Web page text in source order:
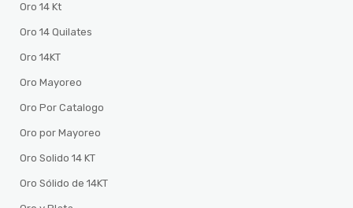
Oro 14 Kt
Oro 14 Quilates
Oro 14KT
Oro Mayoreo
Oro Por Catalogo
Oro por Mayoreo
Oro Solido 14 KT
Oro Sólido de 14KT